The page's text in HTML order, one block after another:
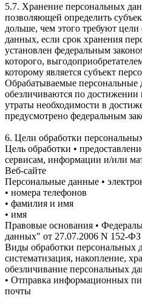
5.7. Хранение персональных
позволяющей определить
дольше, чем этого требуют
данных, если срок хранения
установлен федеральным
которого,
которому является субъект
Обрабатываемые
обезличиваются по достижении
утраты необходимости в
предусмотрено федеральным
6. Цели обработки
Цель обработки •
сервисам, информации и/или
Веб-сайте
Персональные данные •
• номера телефонов
• фамилия и имя
• имя
Правовые основания •
данных" от 27.07.2006 N 152-ФЗ
Виды обработки персональных
систематизация, накопление,
обезличивание персональных
• Отправка информационных
почты